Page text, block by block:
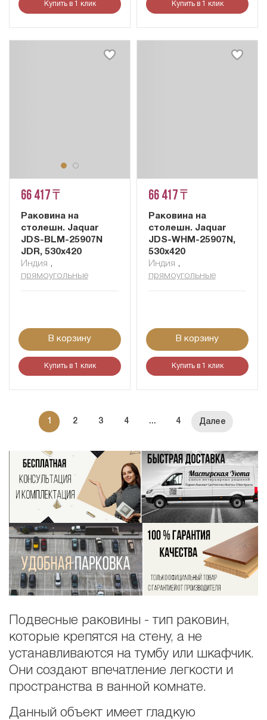
Купить в 1 клик Купить в 1 клик
66 417 ₸
Раковина на
столешн. Jaquar
JDS-BLM-25907N
JDR, 530х420
Индия ,
прямоугольные
В корзину
Купить в 1 клик
66 417 ₸
Раковина на
столешн. Jaquar
JDS-WHM-25907N,
530х420
Индия ,
прямоугольные
В корзину
Купить в 1 клик
1 2 3 4 ... 4
Подвесные раковины - тип раковин,
которые крепятся на стену, а не
устанавливаются на тумбу или шкафчик.
Они создают впечатление легкости и
пространства в ванной комнате.
Данный объект имеет гладкую